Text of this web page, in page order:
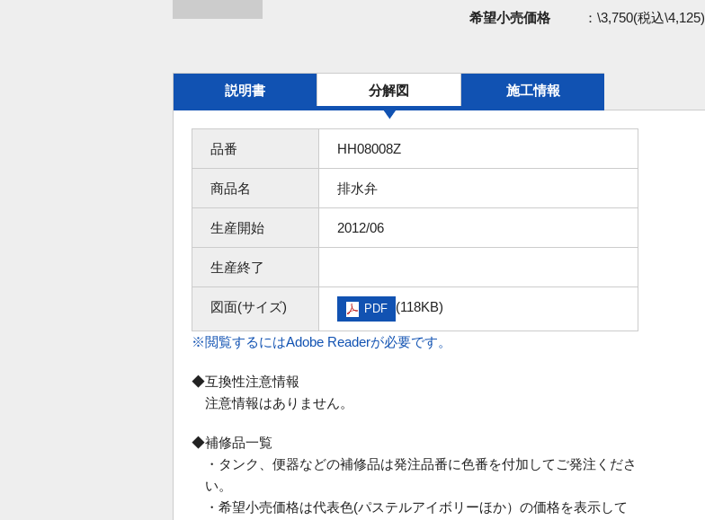
希望小売価格
：\3,750(税込\4,125)
説明書 分解図 施工情報
品番 HH08008Z
商品名 排水弁
生産開始 2012/06
生産終了
図面(サイズ) PDF (118KB)
※閲覧するにはAdobe Readerが必要です。
◆互換性注意情報
注意情報はありません。
◆補修品一覧
・タンク、便器などの補修品は発注品番に色番を付加してご発注くださ
い。
・希望小売価格は代表色(パステルアイボリーほか）の価格を表示して